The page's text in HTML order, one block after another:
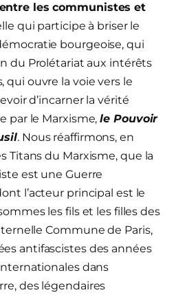
les communistes et
qui participe à briser le
bourgeoise, qui
du Prolétariat aux intérêts
qui ouvre la voie vers le
d’incarner la vérité
par le Marxisme,le Pouvoir
. Nous réaffirmons, en
Titans du Marxisme, que la
est une Guerre
l’acteur principal est le
les fils et les filles des
Commune de Paris,
antifascistes des années
dans
des légendaires